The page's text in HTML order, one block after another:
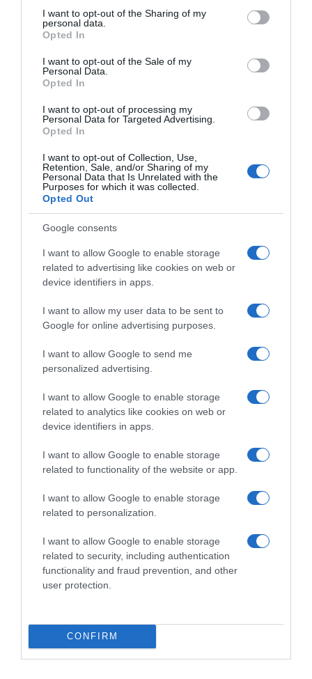
not limited to your visit or usage behaviour. You may click to
grant or deny consent to Google and its third-party tags to
use your data for below specified purposes in below Google
consent section.
I want to opt-out of the Sharing of my
personal data.
Opted In
I want to opt-out of the Sale of my
Personal Data.
Opted In
I want to opt-out of processing my
Personal Data for Targeted Advertising.
Opted In
I want to opt-out of Collection, Use,
Retention, Sale, and/or Sharing of my
Personal Data that Is Unrelated with the
Purposes for which it was collected.
Opted Out
Google consents
I want to allow Google to enable storage
related to advertising like cookies on web or
device identifiers in apps.
I want to allow my user data to be sent to
Google for online advertising purposes.
I want to allow Google to send me
personalized advertising.
I want to allow Google to enable storage
related to analytics like cookies on web or
device identifiers in apps.
I want to allow Google to enable storage
related to functionality of the website or app.
I want to allow Google to enable storage
related to personalization.
I want to allow Google to enable storage
related to security, including authentication
functionality and fraud prevention, and other
user protection.
CONFIRM
osvježenje i češću pojavu kiše.
analize numeričkih modela i da se za zvanične informacije treba
pratiti državne meteorološke službe.
Navigacija
Svježe ili 0dmrznuto? Velika prevara na rafovima: Kako nam prodaju meso iz Brazila puno hormona
RELATED POSTS